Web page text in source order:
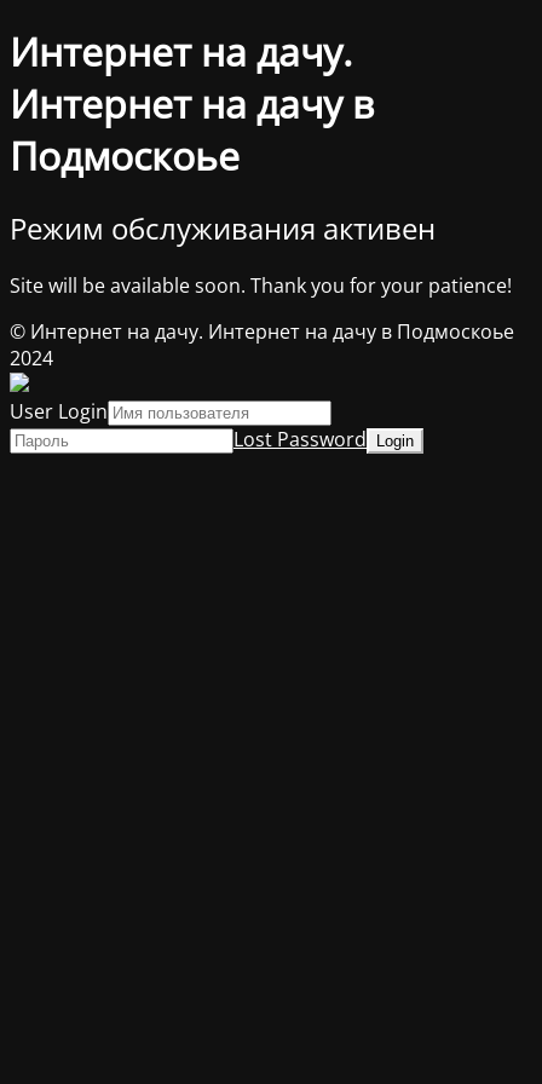
Интернет на дачу.
Интернет на дачу в
Подмоскоье
Режим обслуживания активен
Site will be available soon. Thank you for your patience!
© Интернет на дачу. Интернет на дачу в Подмоскоье
2024
User Login
Lost Password